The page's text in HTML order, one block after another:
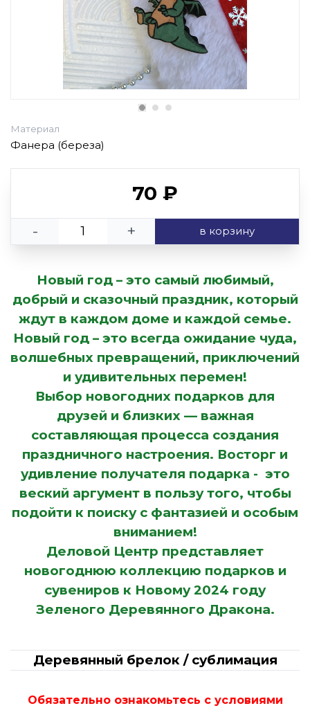
Материал
Фанера (береза)
70 ₽
- + в корзину
Новый год– это самый любимый,
добрый и сказочный праздник, который
ждут в каждом доме и каждой семье.
Новый год – это всегда ожидание чуда,
волшебных превращений, приключений
и удивительных перемен!
Выбор новогодних подарков для
друзей и близких — важная
составляющая процесса создания
праздничного настроения. Восторг и
удивление получателя подарка - это
веский аргумент в пользу того, чтобы
подойти к поиску с фантазией и особым
вниманием!
Деловой Центр представляет
новогоднюю коллекцию подарков и
сувениров к Новому 2024 году
Зеленого Деревянного Дракона.
Деревянный брелок / сублимация
Обязательно ознакомьтесь с условиями